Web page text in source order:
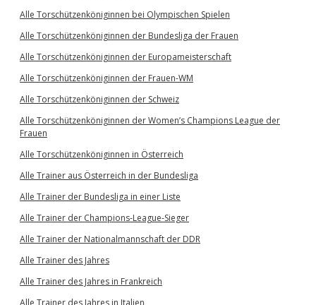
Alle Torschützenköniginnen bei Olympischen Spielen
Alle Torschützenköniginnen der Bundesliga der Frauen
Alle Torschützenköniginnen der Europameisterschaft
Alle Torschützenköniginnen der Frauen-WM
Alle Torschützenköniginnen der Schweiz
Alle Torschützenköniginnen der Women’s Champions League der
Frauen
Alle Torschützenköniginnen in Österreich
Alle Trainer aus Österreich in der Bundesliga
Alle Trainer der Bundesliga in einer Liste
Alle Trainer der Champions-League-Sieger
Alle Trainer der Nationalmannschaft der DDR
Alle Trainer des Jahres
Alle Trainer des Jahres in Frankreich
Alle Trainer des Jahres in Italien